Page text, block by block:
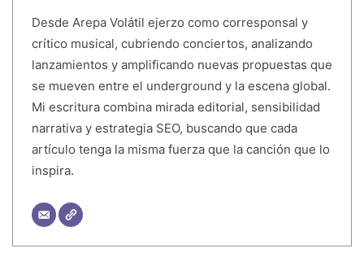
Desde Arepa Volátil ejerzo como corresponsal y
crítico musical, cubriendo conciertos, analizando
lanzamientos y amplificando nuevas propuestas que
se mueven entre el underground y la escena global.
Mi escritura combina mirada editorial, sensibilidad
narrativa y estrategia SEO, buscando que cada
artículo tenga la misma fuerza que la canción que lo
inspira.